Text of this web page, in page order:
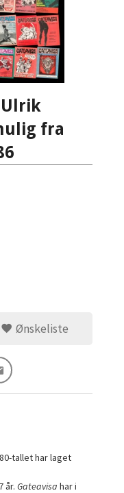
fra
Ønskeliste
tallet har laget
år.Gateavisa har i